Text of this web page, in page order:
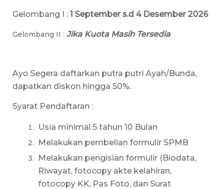
Gelombang I : 1 September s.d 4 Desember 2026
Gelombang II : Jika Kuota Masih Tersedia
Ayo Segera daftarkan putra putri Ayah/Bunda,
dapatkan diskon hingga 50%.
Syarat Pendaftaran :
Usia minimal 5 tahun 10 Bulan
Melakukan pembelian formulir SPMB
Melakukan pengisian formulir (Biodata,
Riwayat, fotocopy akte kelahiran,
fotocopy KK, Pas Foto, dan Surat